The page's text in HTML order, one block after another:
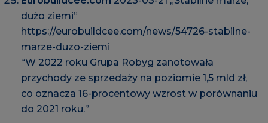
dużo ziemi”
https://eurobuildcee.com/news/54726-stabilne-
marze-duzo-ziemi
“W 2022 roku Grupa Robyg zanotowała
przychody ze sprzedaży na poziomie 1,5 mld zł,
co oznacza 16-procentowy wzrost w porównaniu
do 2021 roku.”